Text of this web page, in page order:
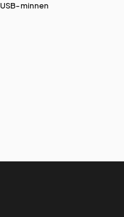
USB-minnen